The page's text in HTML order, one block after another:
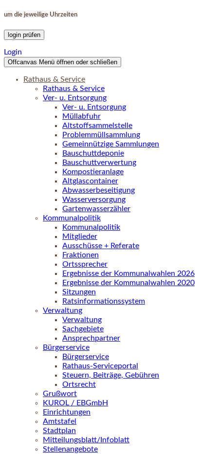
um die jeweilige Uhrzeiten
login prüfen
Login
Offcanvas Menü öffnen oder schließen
Rathaus & Service
Rathaus & Service
Ver- u. Entsorgung
Ver- u. Entsorgung
Müllabfuhr
Altstoffsammelstelle
Problemmüllsammlung
Gemeinnützige Sammlungen
Bauschuttdeponie
Bauschuttverwertung
Kompostieranlage
Altglascontainer
Abwasserbeseitigung
Wasserversorgung
Gartenwasserzähler
Kommunalpolitik
Kommunalpolitik
Mitglieder
Ausschüsse + Referate
Fraktionen
Ortssprecher
Ergebnisse der Kommunalwahlen 2026
Ergebnisse der Kommunalwahlen 2020
Sitzungen
Ratsinformationssystem
Verwaltung
Verwaltung
Sachgebiete
Ansprechpartner
Bürgerservice
Bürgerservice
Rathaus-Serviceportal
Steuern, Beiträge, Gebühren
Ortsrecht
Grußwort
KUROL / EBGmbH
Einrichtungen
Amtstafel
Stadtplan
Mitteilungsblatt/Infoblatt
Stellenangebote